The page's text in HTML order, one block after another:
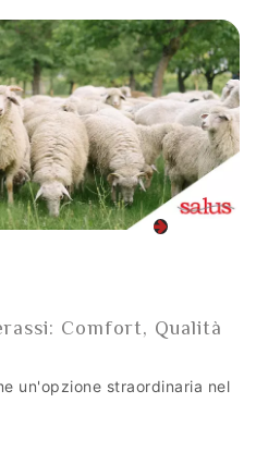
Comfort, Qualità
un'opzione straordinaria nel